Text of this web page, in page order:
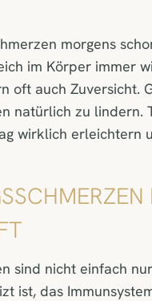
morgens
im Körper immer
oft auch Zuversicht.
natürlich zu
wirklich erleichtern
sind nicht einfach
ist, das